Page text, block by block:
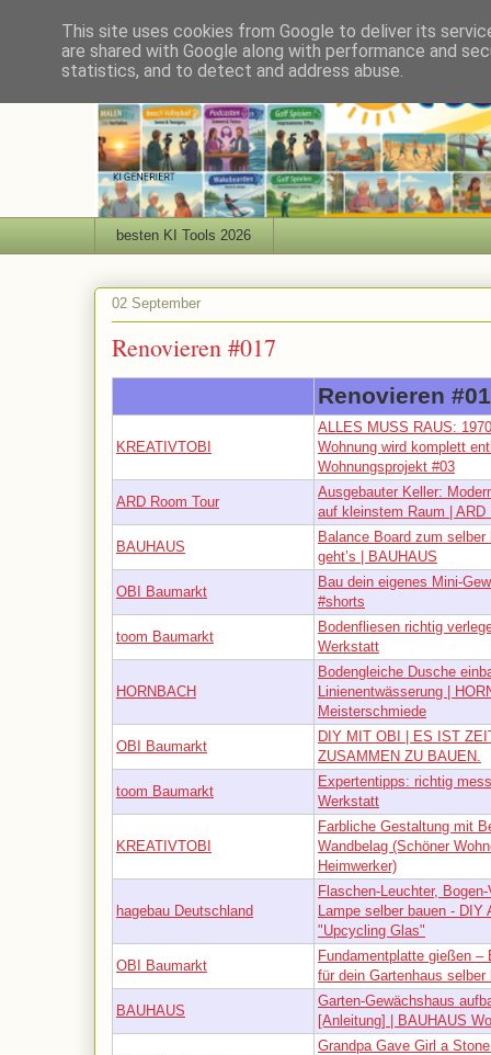
besten KI Tools 2026
02 September
Renovieren #017
Renovieren
KREATIVTOBI
ALLES MUSS RAUS:
Wohnung wird komplett
Wohnungsprojekt #03
ARD Room Tour
Ausgebauter Keller:
auf kleinstem Raum | ARD
BAUHAUS
Balance Board zum selber
geht’s | BAUHAUS
OBI Baumarkt
Bau dein eigenes Mini-
#shorts
toom Baumarkt
Bodenfliesen richtig
Werkstatt
HORNBACH
Bodengleiche Dusche
Linienentwässerung |
Meisterschmiede
OBI Baumarkt
DIY MIT OBI | ES IST
ZUSAMMEN ZU BAUEN.
toom Baumarkt
Expertentipps: richtig
Werkstatt
KREATIVTOBI
Farbliche Gestaltung mit
Wandbelag (Schöner
Heimwerker)
hagebau Deutschland
Flaschen-Leuchter,
Lampe selber bauen - DIY
"Upcycling Glas"
OBI Baumarkt
Fundamentplatte gießen –
für dein Gartenhaus selber
BAUHAUS
Garten-Gewächshaus
[Anleitung] | BAUHAUS
Grandpa Gave Girl a
This site uses cookies from Google to deliver its
are shared with Google along with performance and
statistics, and to detect and address abuse.